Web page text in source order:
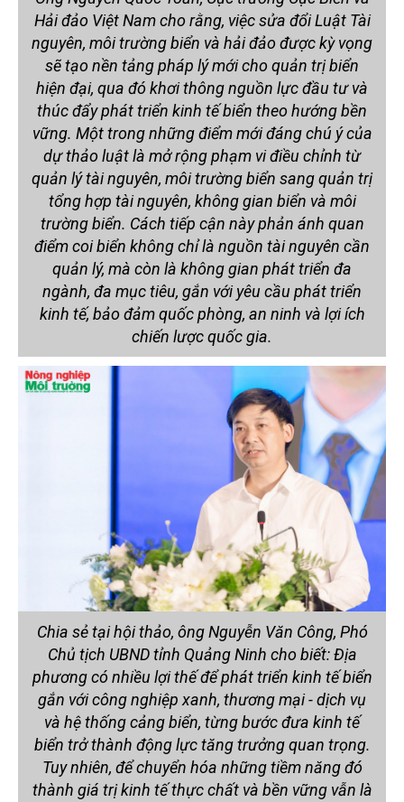
Hải đảo Việt Nam cho rằng, việc sửa đổi Luật Tài
nguyên, môi trường biển và hải đảo được kỳ vọng
sẽ tạo nền tảng pháp lý mới cho quản trị biển
hiện đại, qua đó khơi thông nguồn lực đầu tư và
thúc đẩy phát triển kinh tế biển theo hướng bền
vững. Một trong những điểm mới đáng chú ý của
dự thảo luật là mở rộng phạm vi điều chỉnh từ
quản lý tài nguyên, môi trường biển sang quản trị
tổng hợp tài nguyên, không gian biển và môi
trường biển. Cách tiếp cận này phản ánh quan
điểm coi biển không chỉ là nguồn tài nguyên cần
quản lý, mà còn là không gian phát triển đa
ngành, đa mục tiêu, gắn với yêu cầu phát triển
kinh tế, bảo đảm quốc phòng, an ninh và lợi ích
chiến lược quốc gia.
Chia sẻ tại hội thảo, ông Nguyễn Văn Công, Phó
Chủ tịch UBND tỉnh Quảng Ninh cho biết: Địa
phương có nhiều lợi thế để phát triển kinh tế biển
gắn với công nghiệp xanh, thương mại - dịch vụ
và hệ thống cảng biển, từng bước đưa kinh tế
biển trở thành động lực tăng trưởng quan trọng.
Tuy nhiên, để chuyển hóa những tiềm năng đó
thành giá trị kinh tế thực chất và bền vững vẫn là